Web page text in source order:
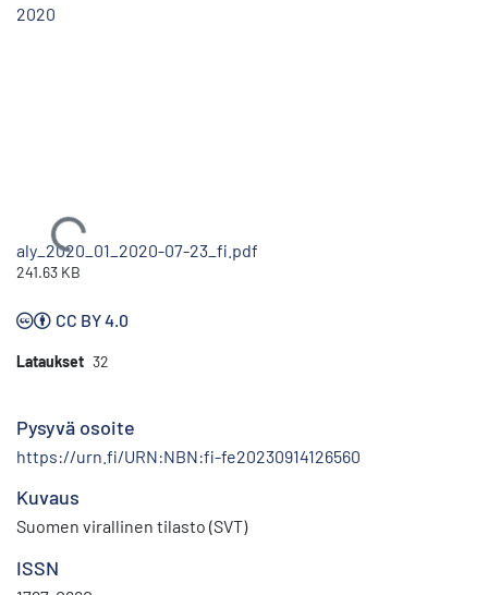
2020
Ladataan...
aly_2020_01_2020-07-23_fi.pdf
241.63 KB
CC BY 4.0
Lataukset 32
Pysyvä osoite
https://urn.fi/URN:NBN:fi-fe20230914126560
Kuvaus
Suomen virallinen tilasto (SVT)
ISSN